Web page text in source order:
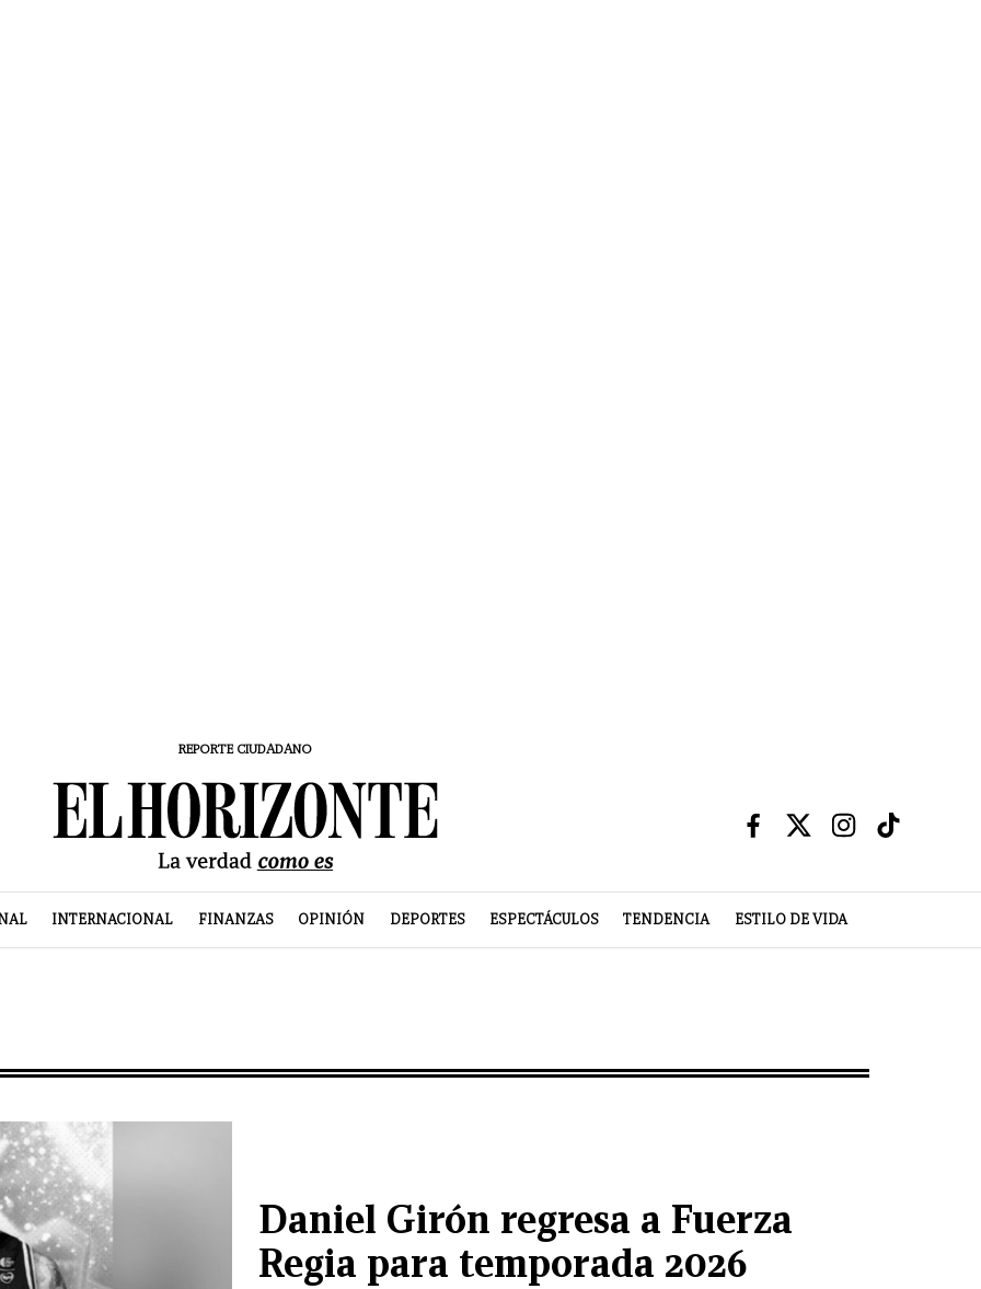
REPORTE CIUDADANO
INTERNACIONAL FINANZAS OPINIÓN DEPORTES ESPECTÁCULOS TENDENCIA ESTILO DE VIDA
Daniel Girón regresa a Fuerza
Regia para temporada 2026